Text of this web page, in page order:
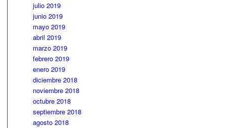
julio 2019
junio 2019
mayo 2019
abril 2019
marzo 2019
febrero 2019
enero 2019
diciembre 2018
noviembre 2018
octubre 2018
septiembre 2018
agosto 2018